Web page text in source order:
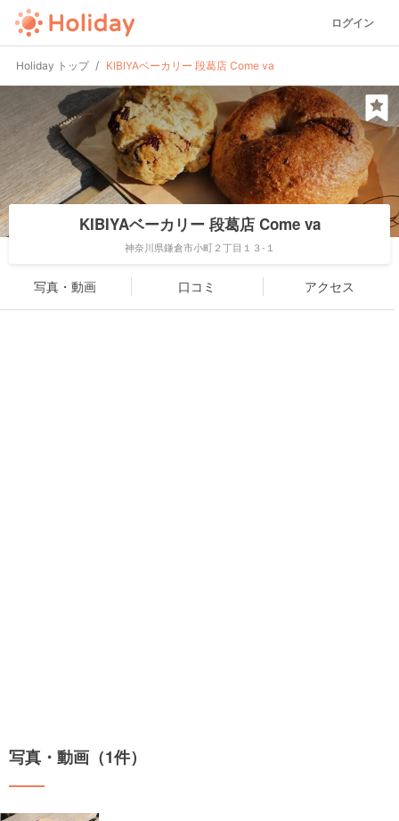
ログイン
Holiday トップ KIBIYAベーカリー 段葛店 Come va
KIBIYAベーカリー 段葛店 Come va
神奈川県鎌倉市小町２丁目１３-１
写真・動画 口コミ アクセス
写真・動画（1件）